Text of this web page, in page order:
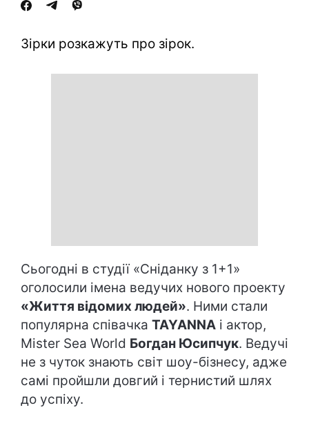
Зірки розкажуть про зірок.
Сьогодні в студії «Сніданку з 1+1»
оголосили імена ведучих нового проекту
«Життя відомих людей». Ними стали
популярна співачка TAYANNA і актор,
Mister Sea World Богдан Юсипчук. Ведучі
не з чуток знають світ шоу-бізнесу, адже
самі пройшли довгий і тернистий шлях
до успіху.